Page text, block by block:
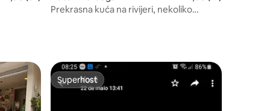
Prekrasna kuća na rivijeri, nekoliko
Superhost
Superhost